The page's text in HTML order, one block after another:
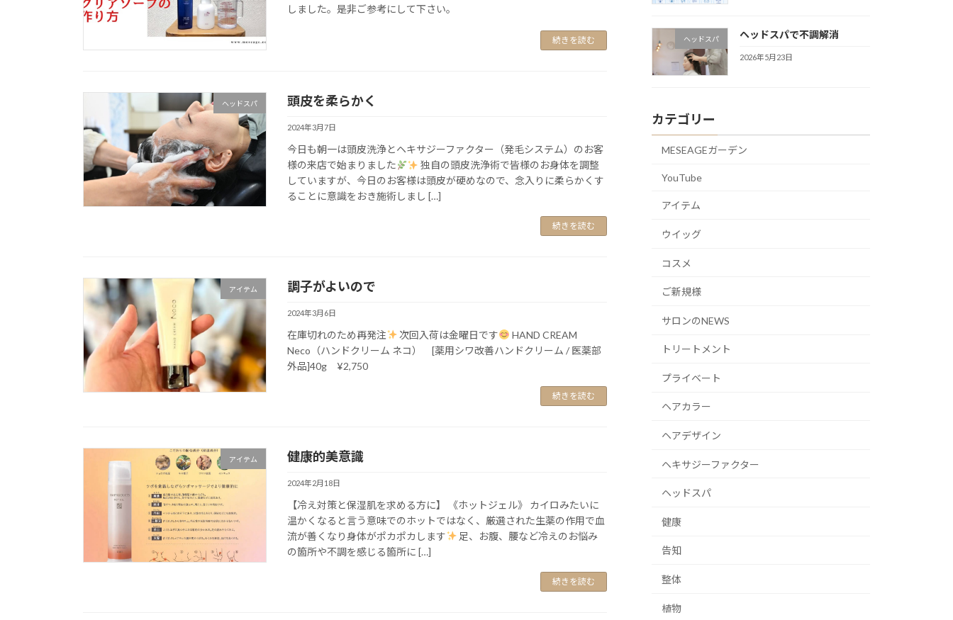
しました。是非ご参考にして下さい。
続きを読む
ヘッドスパ 頭皮を柔らかく
2024年3月7日
今日も朝一は頭皮洗浄とヘキサジーファクター（発毛システム）のお客
様の来店で始まりました
独自の頭皮洗浄術で皆様のお身体を調整
していますが、今日のお客様は頭皮が硬めなので、念入りに柔らかくす
ることに意識をおき施術しまし […]
続きを読む
アイテム 調子がよいので
2024年3月6日
在庫切れのため再発注 次回入荷は金曜日です
HAND CREAM
Neco（ハンドクリーム ネコ） [薬用シワ改善ハンドクリーム / 医薬部
外品]40g ¥2,750
続きを読む
アイテム 健康的美意識
2024年2月18日
【冷え対策と保湿肌を求める方に】 《ホットジェル》 カイロみたいに
温かくなると言う意味でのホットではなく、厳選された生薬の作用で血
流が善くなり身体がポカポカします
足、お腹、腰など冷えのお悩み
の箇所や不調を感じる箇所に […]
続きを読む
ヘッドスパ ヘッドスパで不調解消
2026年5月23日
カテゴリー
MESEAGEガーデン
YouTube
アイテム
ウイッグ
コスメ
ご新規様
サロンのNEWS
トリートメント
プライベート
ヘアカラー
ヘアデザイン
ヘキサジーファクター
ヘッドスパ
健康
告知
整体
植物